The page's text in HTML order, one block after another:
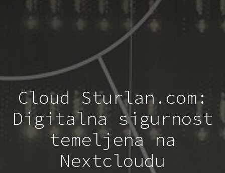
Cloud Sturlan.com:
Digitalna sigurnost
temeljena na
Nextcloudu